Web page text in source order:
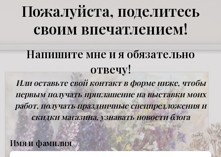
Пожалуйста, поделитесь
своим впечатлением!
Напишите мне и я обязательно
отвечу!
Или оставьте свой контакт в форме ниже, чтобы
первым получать приглашение на выставки моих
работ, получать праздничные спецпредложения и
скидки магазина, узнавать новости блога
Имя и фамилия